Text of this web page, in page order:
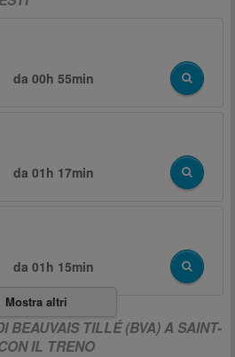
da00h 55min
da01h 17min
da01h 15min
Mostra altri
BEAUVAIS TILLÉ (BVA) A SAINT-
IL TRENO